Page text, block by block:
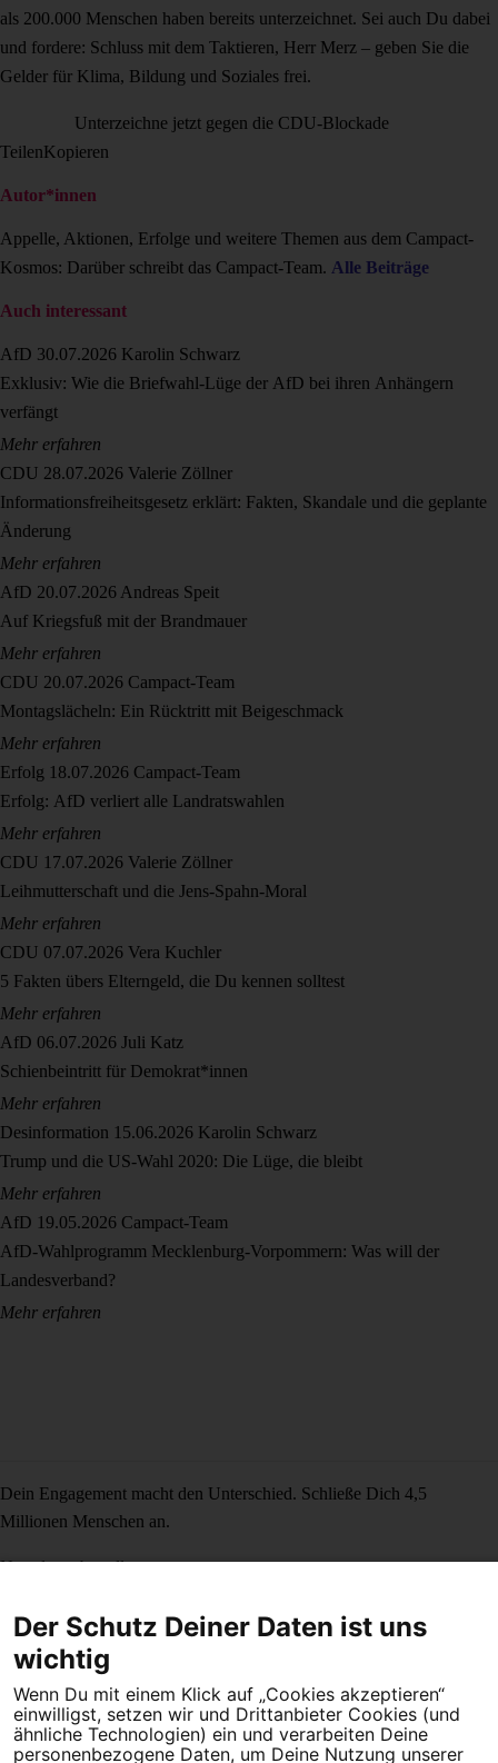
als 200.000 Menschen haben bereits unterzeichnet. Sei auch Du dabei
und fordere: Schluss mit dem Taktieren, Herr Merz – geben Sie die
Gelder für Klima, Bildung und Soziales frei.
Unterzeichne jetzt gegen die CDU-Blockade
TeilenKopieren
Autor*innen
Appelle, Aktionen, Erfolge und weitere Themen aus dem Campact-
Kosmos: Darüber schreibt das Campact-Team. Alle Beiträge
Auch interessant
AfD 30.07.2026 Karolin Schwarz
Exklusiv: Wie die Briefwahl-Lüge der AfD bei ihren Anhängern
verfängt
Mehr erfahren
CDU 28.07.2026 Valerie Zöllner
Informationsfreiheitsgesetz erklärt: Fakten, Skandale und die geplante
Änderung
Mehr erfahren
AfD 20.07.2026 Andreas Speit
Auf Kriegsfuß mit der Brandmauer
Mehr erfahren
CDU 20.07.2026 Campact-Team
Montagslächeln: Ein Rücktritt mit Beigeschmack
Mehr erfahren
Erfolg 18.07.2026 Campact-Team
Erfolg: AfD verliert alle Landratswahlen
Mehr erfahren
CDU 17.07.2026 Valerie Zöllner
Leihmutterschaft und die Jens-Spahn-Moral
Mehr erfahren
CDU 07.07.2026 Vera Kuchler
5 Fakten übers Elterngeld, die Du kennen solltest
Mehr erfahren
AfD 06.07.2026 Juli Katz
Schienbeintritt für Demokrat*innen
Mehr erfahren
Desinformation 15.06.2026 Karolin Schwarz
Trump und die US-Wahl 2020: Die Lüge, die bleibt
Mehr erfahren
AfD 19.05.2026 Campact-Team
AfD-Wahlprogramm Mecklenburg-Vorpommern: Was will der
Landesverband?
Mehr erfahren
Dein Engagement macht den Unterschied. Schließe Dich 4,5
Millionen Menschen an.
Newsletter bestellen
IBAN DE95 2‍5‍1‍2 0‍5‍1‍0 6‍9‍8‍0 0‍0‍0‍0 0‍0
SozialBank
Der Schutz Deiner Daten ist uns
wichtig
Wenn Du mit einem Klick auf „Cookies akzeptieren“
einwilligst, setzen wir und Drittanbieter Cookies (und
ähnliche Technologien) ein und verarbeiten Deine
personenbezogene Daten, um Deine Nutzung unserer